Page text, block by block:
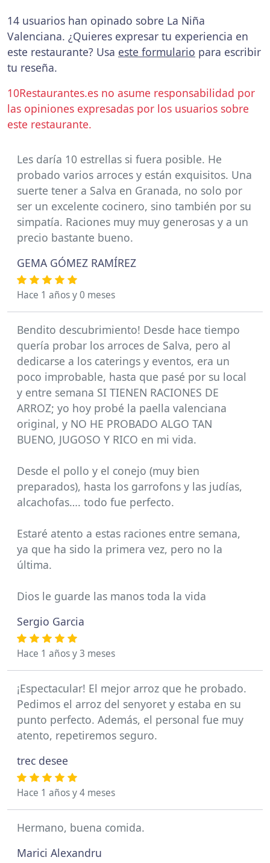
14 usuarios han opinado sobre La Niña
Valenciana. ¿Quieres expresar tu experiencia en
este restaurante? Usa este formulario para escribir
tu reseña.
10Restaurantes.es no asume responsabilidad por
las opiniones expresadas por los usuarios sobre
este restaurante.
Les daría 10 estrellas si fuera posible. He
probado varios arroces y están exquisitos. Una
suerte tener a Salva en Granada, no solo por
ser un excelente cocinero, sino también por su
simpatía. Raciones muy muy generosas y a un
precio bastante bueno.
GEMA GÓMEZ RAMÍREZ
Hace 1 años y 0 meses
Bendito descubrimiento! Desde hace tiempo
quería probar los arroces de Salva, pero al
dedicarse a los caterings y eventos, era un
poco improbable, hasta que pasé por su local
y entre semana SI TIENEN RACIONES DE
ARROZ; yo hoy probé la paella valenciana
original, y NO HE PROBADO ALGO TAN
BUENO, JUGOSO Y RICO en mi vida.
Desde el pollo y el conejo (muy bien
preparados), hasta los garrofons y las judías,
alcachofas…. todo fue perfecto.
Estaré atento a estas raciones entre semana,
ya que ha sido la primera vez, pero no la
última.
Dios le guarde las manos toda la vida
Sergio Garcia
Hace 1 años y 3 meses
¡Espectacular! El mejor arroz que he probado.
Pedimos el arroz del senyoret y estaba en su
punto perfecto. Además, el personal fue muy
atento, repetiremos seguro.
trec desee
Hace 1 años y 4 meses
Hermano, buena comida.
Marici Alexandru